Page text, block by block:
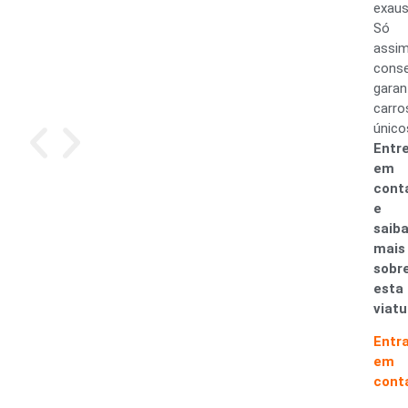
Só
em
e
saiba
mais
esta
em